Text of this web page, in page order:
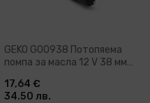
GEKO G00938 Потопяема
помпа за масла 12 V 38 мм
17,64 €
34.50 лв.